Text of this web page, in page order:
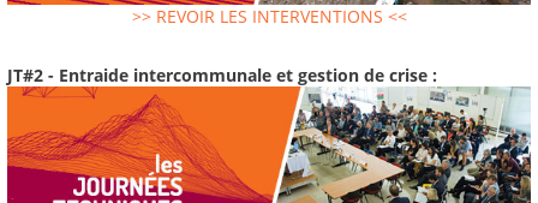
>> REVOIR LES INTERVENTIONS <<
JT#2 - Entraide intercommunale et gestion de crise :